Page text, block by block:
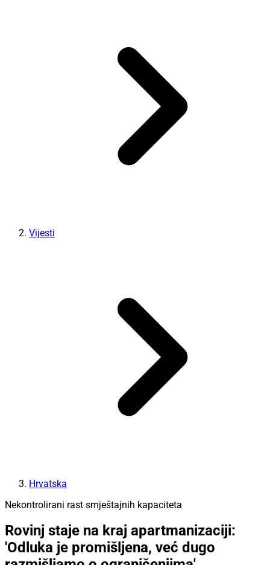
Vijesti
Hrvatska
Nekontrolirani rast smještajnih kapaciteta
Rovinj staje na kraj apartmanizaciji:
'Odluka je promišljena, već dugo